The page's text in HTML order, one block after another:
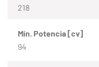
218
Mín. Potencia [cv]
94